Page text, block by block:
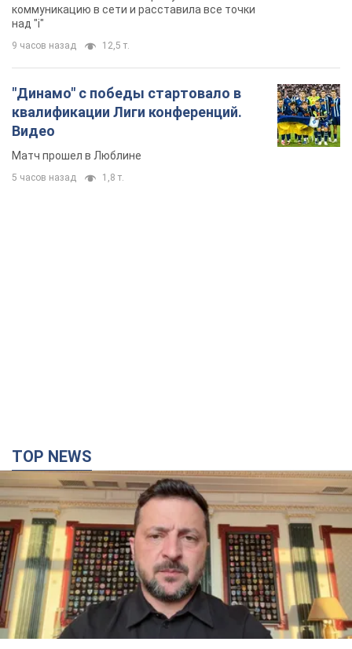
коммуникацию в сети и расставила все точки
над "i"
9 часов назад 12,5 т.
"Динамо" с победы стартовало в
квалификации Лиги конференций.
Видео
Матч прошел в Люблине
5 часов назад 1,8 т.
TOP NEWS